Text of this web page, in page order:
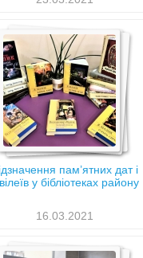
пам’ятних дат і
у бібліотеках району
16.03.2021